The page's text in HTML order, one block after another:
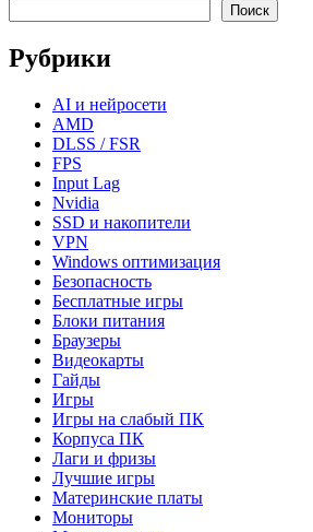
Поиск
Рубрики
AI и нейросети
AMD
DLSS / FSR
FPS
Input Lag
Nvidia
SSD и накопители
VPN
Windows оптимизация
Безопасность
Бесплатные игры
Блоки питания
Браузеры
Видеокарты
Гайды
Игры
Игры на слабый ПК
Корпуса ПК
Лаги и фризы
Лучшие игры
Материнские платы
Мониторы